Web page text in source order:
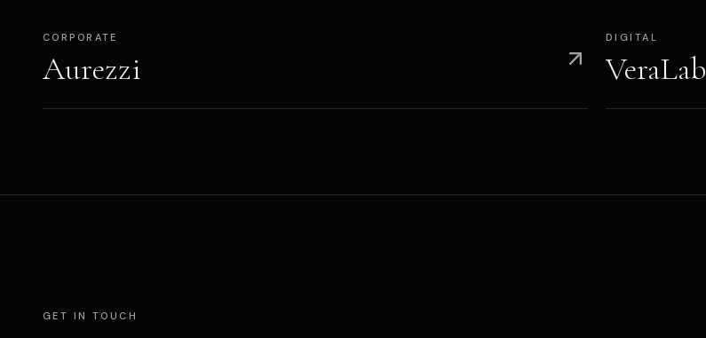
CORPORATE
Aurezzi
DIGITAL
VeraLab
GET IN TOUCH